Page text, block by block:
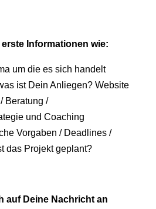
Informationen wie:
um die es sich handelt
ist Dein Anliegen? Website
/ Beratung /
und Coaching
Vorgaben / Deadlines /
das Projekt geplant?
auf Deine Nachricht an